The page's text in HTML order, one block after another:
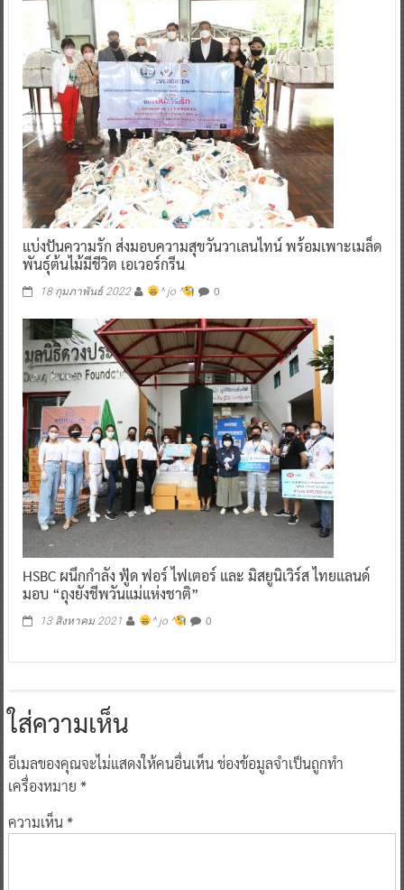
แบ่งปันความรัก ส่งมอบความสุขวันวาเลนไทน์ พร้อมเพาะเมล็ด
พันธุ์ต้นไม้มีชีวิต เอเวอร์กรีน
18 กุมภาพันธ์ 2022 ^ jo ^ 0
HSBC ผนึกกำลัง ฟู้ด ฟอร์ ไฟเตอร์ และ มิสยูนิเวิร์ส ไทยแลนด์
มอบ “ถุงยังชีพวันแม่แห่งชาติ”
13 สิงหาคม 2021 ^ jo ^ 0
ใส่ความเห็น
อีเมลของคุณจะไม่แสดงให้คนอื่นเห็นช่องข้อมูลจำเป็นถูกทำ
เครื่องหมาย *
ความเห็น*